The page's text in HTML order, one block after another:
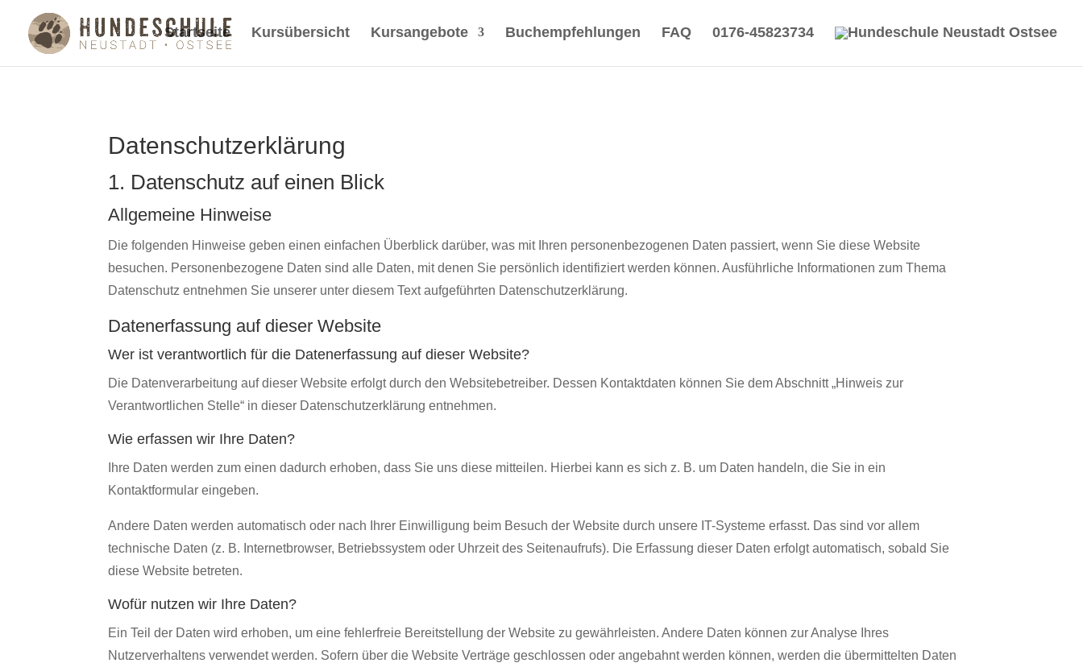
Startseite Kursübersicht Kursangebote Buchempfehlungen FAQ 0176-45823734
Datenschutz­erklärung
1. Datenschutz auf einen Blick
Allgemeine Hinweise
Die folgenden Hinweise geben einen einfachen Überblick darüber, was mit Ihren personenbezogenen Daten passiert, wenn Sie diese Website
besuchen. Personenbezogene Daten sind alle Daten, mit denen Sie persönlich identifiziert werden können. Ausführliche Informationen zum Thema
Datenschutz entnehmen Sie unserer unter diesem Text aufgeführten Datenschutzerklärung.
Datenerfassung auf dieser Website
Wer ist verantwortlich für die Datenerfassung auf dieser Website?
Die Datenverarbeitung auf dieser Website erfolgt durch den Websitebetreiber. Dessen Kontaktdaten können Sie dem Abschnitt „Hinweis zur
Verantwortlichen Stelle“ in dieser Datenschutzerklärung entnehmen.
Wie erfassen wir Ihre Daten?
Ihre Daten werden zum einen dadurch erhoben, dass Sie uns diese mitteilen. Hierbei kann es sich z. B. um Daten handeln, die Sie in ein
Kontaktformular eingeben.
Andere Daten werden automatisch oder nach Ihrer Einwilligung beim Besuch der Website durch unsere IT-Systeme erfasst. Das sind vor allem
technische Daten (z. B. Internetbrowser, Betriebssystem oder Uhrzeit des Seitenaufrufs). Die Erfassung dieser Daten erfolgt automatisch, sobald Sie
diese Website betreten.
Wofür nutzen wir Ihre Daten?
Ein Teil der Daten wird erhoben, um eine fehlerfreie Bereitstellung der Website zu gewährleisten. Andere Daten können zur Analyse Ihres
Nutzerverhaltens verwendet werden. Sofern über die Website Verträge geschlossen oder angebahnt werden können, werden die übermittelten Daten